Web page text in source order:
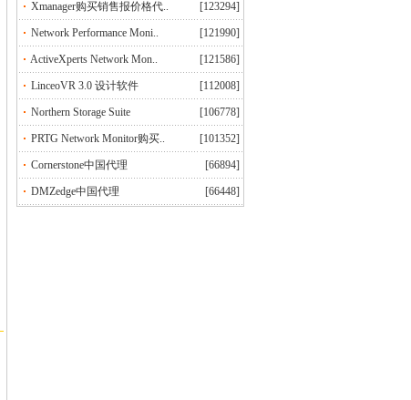
Xmanager购买销售报价格代.. [123294]
Network Performance Moni.. [121990]
ActiveXperts Network Mon.. [121586]
LinceoVR 3.0 设计软件 [112008]
Northern Storage Suite [106778]
PRTG Network Monitor购买.. [101352]
Cornerstone中国代理 [66894]
DMZedge中国代理 [66448]